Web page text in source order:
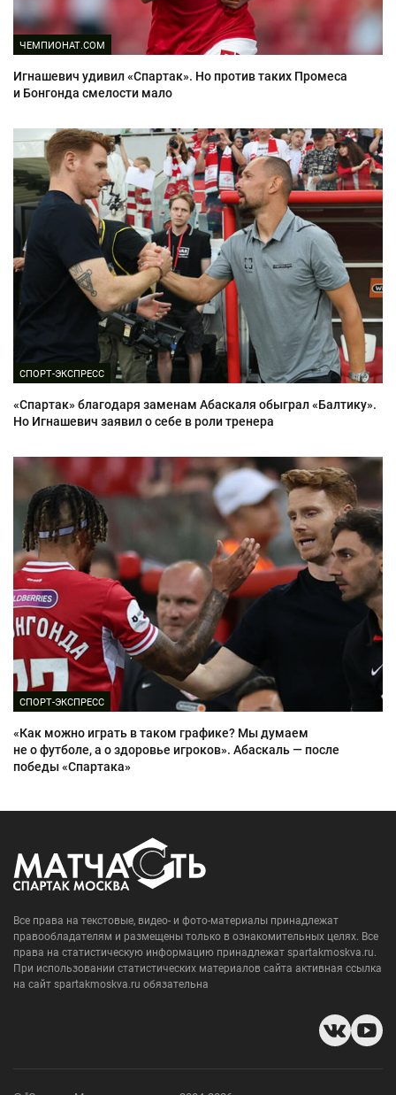
ЧЕМПИОНАТ.COM
Игнашевич удивил «Спартак». Но против таких Промеса
и Бонгонда смелости мало
СПОРТ-ЭКСПРЕСС
«Спартак» благодаря заменам Абаскаля обыграл «Балтику».
Но Игнашевич заявил о себе в роли тренера
СПОРТ-ЭКСПРЕСС
«Как можно играть в таком графике? Мы думаем
не о футболе, а о здоровье игроков». Абаскаль — после
победы «Спартака»
Все права на текстовые, видео- и фото-материалы принадлежат
правообладателям и размещены только в ознакомительных целях. Все
права на статистическую информацию принадлежат spartakmoskva.ru.
При использовании статистических материалов сайта активная ссылка
на сайт spartakmoskva.ru обязательна